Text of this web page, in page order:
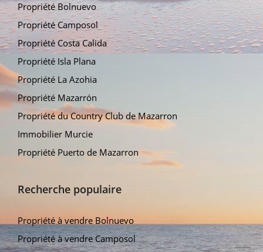
Propriété Bolnuevo
Propriété Camposol
Propriété Costa Calida
Propriété Isla Plana
Propriété La Azohia
Propriété Mazarrón
Propriété du Country Club de Mazarron
Immobilier Murcie
Propriété Puerto de Mazarron
Recherche populaire
Propriété à vendre Bolnuevo
Propriété à vendre Camposol